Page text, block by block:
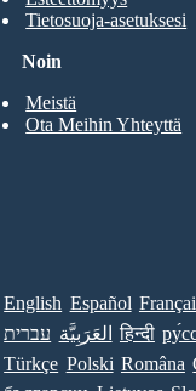
Noin
Meistä
Ota Meihin Yhteyttä
Tietosuoja-asetuksesi
English Español
עברית العَرَبِيَّة हिन्दी
Türkçe Polski Româna